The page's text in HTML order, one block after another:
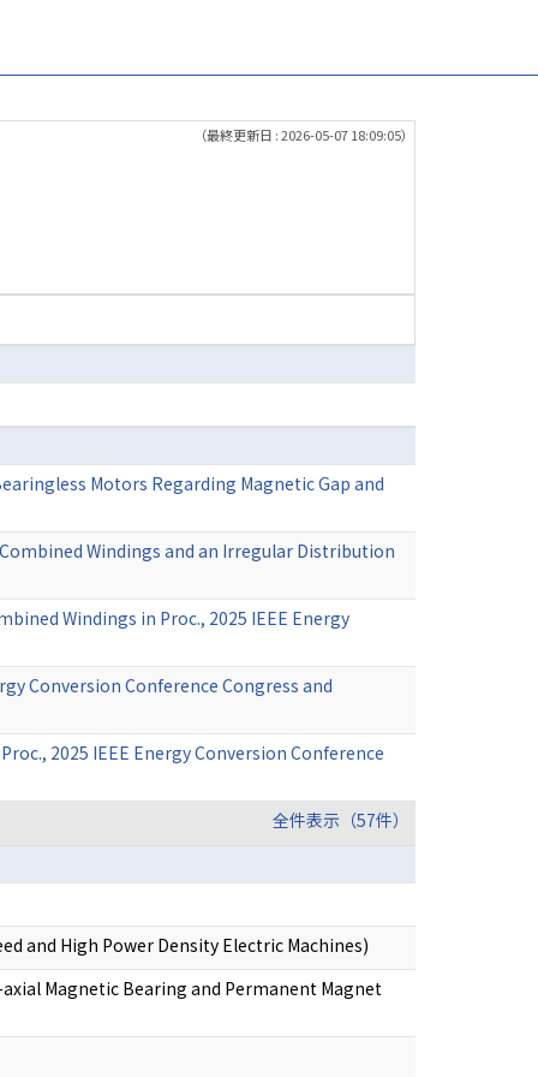
（最終更新日 : 2026-05-07 18:09:05）
Motors Regarding Magnetic Gap and
Windings and an Irregular Distribution
Windings in Proc., 2025 IEEE Energy
Conversion Conference Congress and
2025 IEEE Energy Conversion Conference
全件表示（57件）
and High Power Density Electric Machines)
Magnetic Bearing and Permanent Magnet